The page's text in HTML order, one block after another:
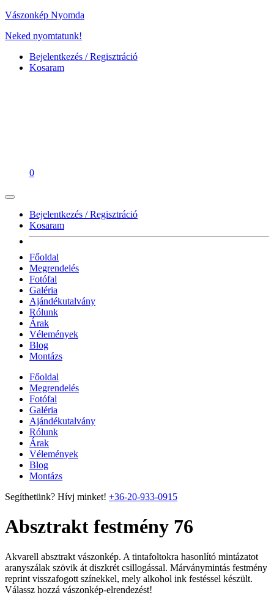
Vászonkép Nyomda
Neked nyomtatunk!
Bejelentkezés / Regisztráció
Kosaram
0
Bejelentkezés / Regisztráció
Kosaram
Főoldal
Megrendelés
Fotófal
Galéria
Ajándékutalvány
Rólunk
Árak
Vélemények
Blog
Montázs
Főoldal
Megrendelés
Fotófal
Galéria
Ajándékutalvány
Rólunk
Árak
Vélemények
Blog
Montázs
Segíthetünk? Hívj minket! +36-20-933-0915
Absztrakt festmény 76
Akvarell absztrakt vászonkép. A tintafoltokra hasonlító mintázatot
aranyszálak szövik át diszkrét csillogással. Márványmintás festmény
reprint visszafogott színekkel, mely alkohol ink festéssel készült.
Válassz hozzá vászonkép-elrendezést!